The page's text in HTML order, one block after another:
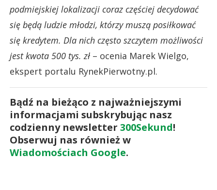
podmiejskiej lokalizacji coraz częściej decydować
się będą ludzie młodzi, którzy muszą posiłkować
się kredytem. Dla nich często szczytem możliwości
jest kwota 500 tys. zł – ocenia Marek Wielgo,
ekspert portalu RynekPierwotny.pl.
Bądź na bieżąco z najważniejszymi
informacjami subskrybując nasz
codzienny newsletter 300Sekund!
Obserwuj nas również w
Wiadomościach Google.